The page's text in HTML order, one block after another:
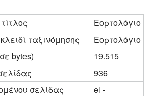
Εορτολόγιο
ταξινόμησης
Εορτολόγιο
bytes)
19.515
936
σελίδας
el -